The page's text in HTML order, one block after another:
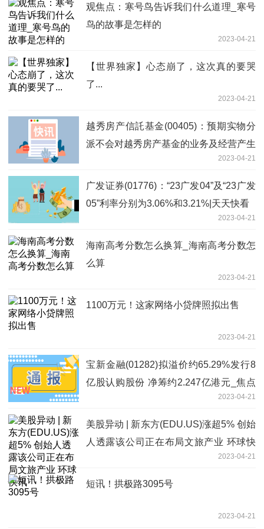
观焦点：寒号鸟告诉我们什么道理_寒号
鸟的故事是怎样的
2023-04-21
【世界独家】心态崩了，这次真的要哭
了...
2023-04-21
越秀房产信託基金(00405)：预期实物分
派不会对越秀房产基金的业务及经营产生
2023-04-21
广发证券(01776)：“23广发04”及“23广发
05”利率分别为3.06%和3.21%|天天快看
2023-04-21
海南高考分数怎么换算_海南高考分数怎
么算
2023-04-21
1100万元！这家网络小贷牌照拟出售
2023-04-21
宝新金融(01282)拟溢价约65.29%发行8
亿股认购股份 净筹约2.247亿港元_焦点
2023-04-21
美股异动 | 新东方(EDU.US)涨超5% 创始
人透露该公司正在布局文旅产业 环球快
2023-04-21
短讯！拱极路3095号
2023-04-21